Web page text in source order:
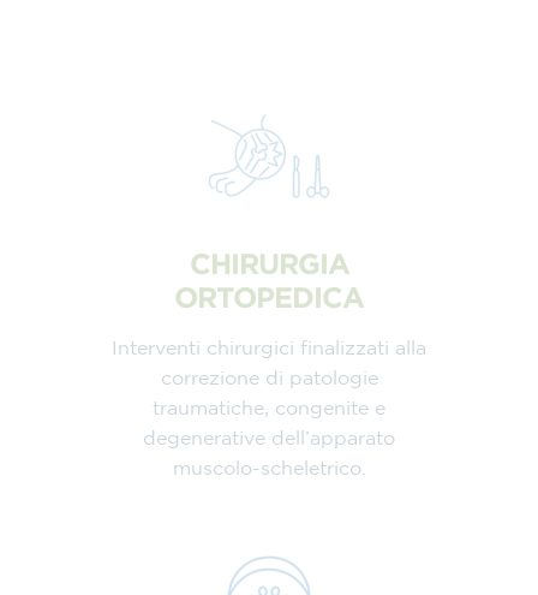
CHIRURGIA
ORTOPEDICA
Interventi chirurgici finalizzati alla
correzione di patologie
traumatiche, congenite e
degenerative dell’apparato
muscolo-scheletrico.